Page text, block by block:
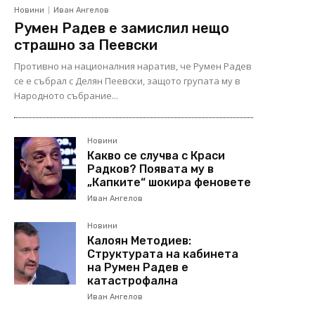
Новини Иван Ангелов
Румен Радев е замислил нещо
страшно за Пеевски
Противно на националния наратив, че Румен Радев
се е събрал с Делян Пеевски, защото групата му в
Народното събрание...
Новини
Какво се случва с Краси
Радков? Появата му в
„Капките“ шокира феновете
Иван Ангелов
Новини
Калоян Методиев:
Структурата на кабинета
на Румен Радев е
катастрофална
Иван Ангелов